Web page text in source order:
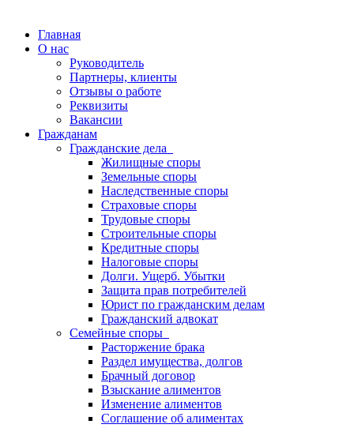
Главная
О нас
Руководитель
Партнеры, клиенты
Отзывы о работе
Реквизиты
Вакансии
Гражданам
Гражданские дела
Жилищные споры
Земельные споры
Наследственные споры
Страховые споры
Трудовые споры
Строительные споры
Кредитные споры
Налоговые споры
Долги. Ущерб. Убытки
Защита прав потребителей
Юрист по гражданским делам
Гражданский адвокат
Семейные споры
Расторжение брака
Раздел имущества, долгов
Брачный договор
Взыскание алиментов
Изменение алиментов
Соглашение об алиментах